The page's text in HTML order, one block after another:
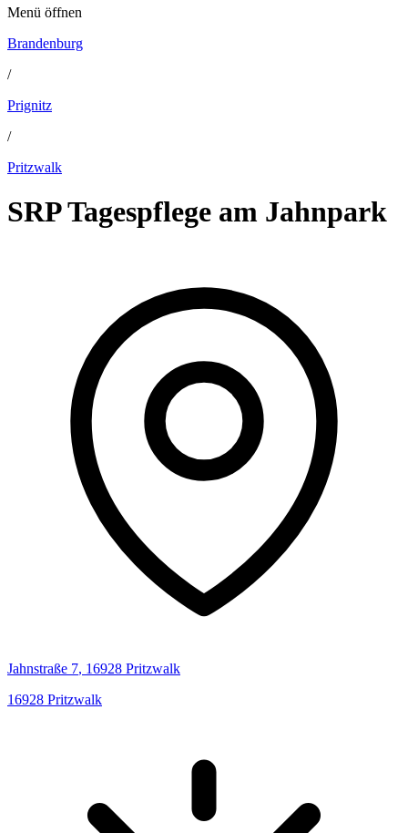
Menü öffnen
Brandenburg
/
Prignitz
/
Pritzwalk
SRP Tagespflege am Jahnpark
Jahnstraße 7, 16928 Pritzwalk
16928 Pritzwalk